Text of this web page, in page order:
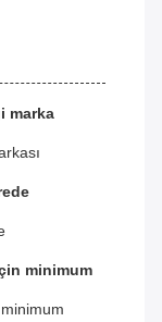
marka
minimum